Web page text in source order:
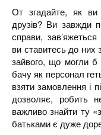
От згадайте, як
друзів? Ви завжди
справи,
ви ставитесь до них
зайвого, що могли
бачу як персонал
взяти замовлення і
дозволяє, робить
важливо знайти ту
батьками є дуже